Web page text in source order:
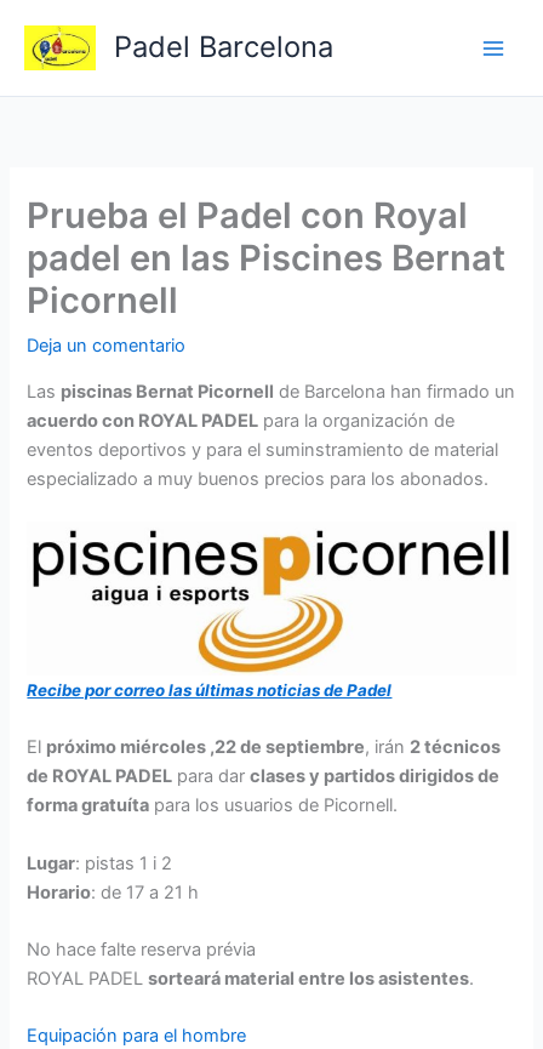
contenido
Padel Barcelona
Prueba el Padel con Royal
padel en las Piscines Bernat
Picornell
Deja un comentario
Las piscinas Bernat Picornell de Barcelona han firmado un
acuerdo con ROYAL PADEL para la organización de
eventos deportivos y para el suminstramiento de material
especializado a muy buenos precios para los abonados.
Recibe por correo las últimas noticias de Padel
El próximo miércoles ,22 de septiembre, irán 2 técnicos
de ROYAL PADEL para darclases y partidos dirigidos de
forma gratuíta para los usuarios de Picornell.
Lugar: pistas 1 i 2
Horario: de 17 a 21 h
No hace falte reserva prévia
ROYAL PADELsorteará material entre los asistentes.
Equipación para el hombre